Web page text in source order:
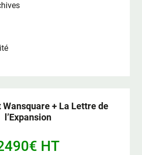
+ La Lettre de
l’Expansion
HT